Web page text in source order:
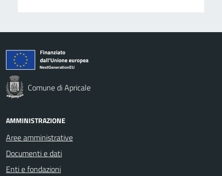
Comune di Apricale
AMMINISTRAZIONE
Aree amministrative
Documenti e dati
Enti e fondazioni